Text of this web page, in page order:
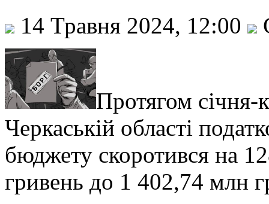
14 Травня 2024, 12:00
Протягом січня-
Черкаській області
бюджету скоротився на
гривень до 1 402,74 млн